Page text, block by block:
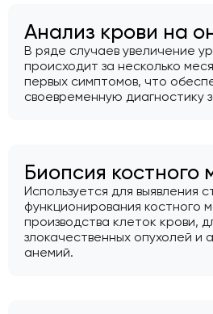
Анализ крови на
В ряде случаев увеличение
происходит за несколько
первых симптомов, что
своевременную диагностику
Биопсия костного
Используется для выявления
функционирования костного
производства клеток крови,
злокачественных опухолей и
анемий.